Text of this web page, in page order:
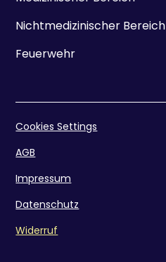
Nichtmedizinischer Bereich
Feuerwehr
Cookies Settings
AGB
Impressum
Datenschutz
Widerruf